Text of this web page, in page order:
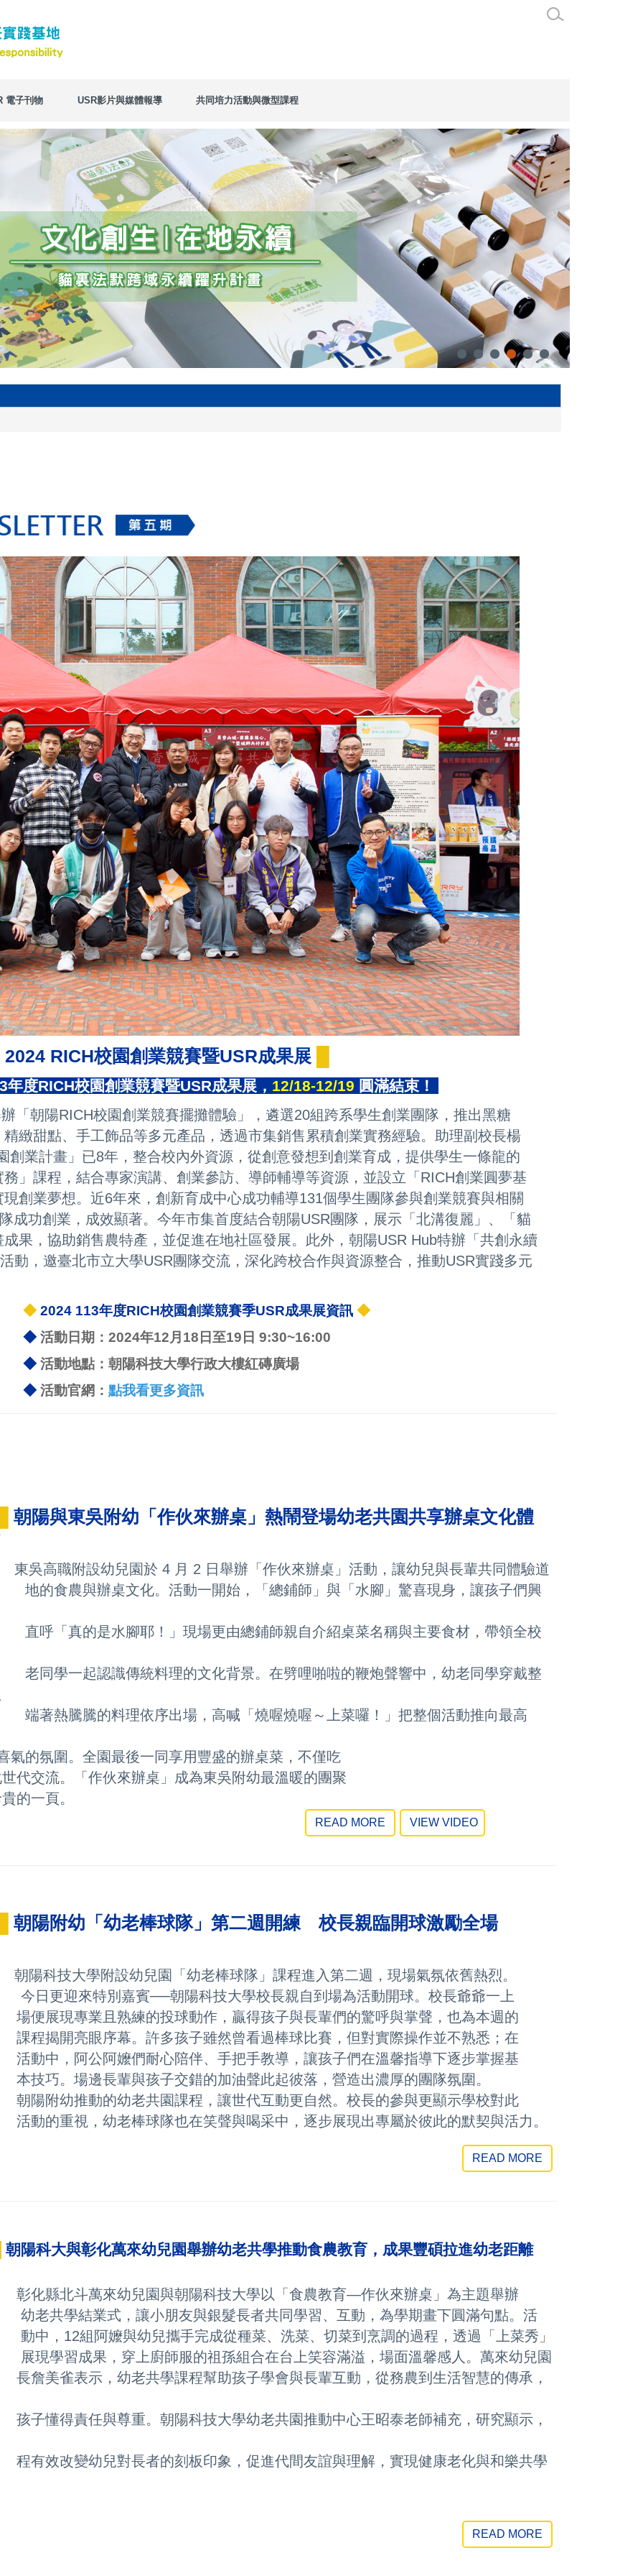
電子刊物 USR影片與媒體報導 共同培力活動與微型課程
2024 RICH校園創業競賽暨USR成果展
度RICH校園創業競賽暨USR成果展， 12/18-12/19 圓滿結束！
「朝陽RICH校園創業競賽擺攤體驗」，遴選20組跨系學生創業團隊，推出黑糖
點、手工飾品等多元產品，透過市集銷售累積創業實務經驗。助理副校長楊
計畫」已8年，整合校內外資源，從創意發想到創業育成，提供學生一條龍的
程，結合專家演講、創業參訪、導師輔導等資源，並設立「RICH創業圓夢基
夢想。近6年來，創新育成中心成功輔導131個學生團隊參與創業競賽與相關
功創業，成效顯著。 今年市集首度結合朝陽USR團隊，展示「北溝復麗」、「貓
，協助銷售農特產， 並促進在地社區發展。此外，朝陽USR Hub特辦「共創永續
，邀臺北市立大學USR團隊交流，深化跨校合作與資源整合，推動USR實踐多元
◆2024 113年度RICH校園創業競賽季USR成果展資訊 ◆
◆ 活動日期：2024年12月18日至19日 9:30~16:00
◆ 活動地點：朝陽科技大學行政大樓紅磚廣場
◆ 活動官網： 點我看更多資訊
朝陽與東吳附幼「作伙來辦桌」熱鬧登場幼老共園共享辦桌文化體
東吳高職附設幼兒園於 4 月 2 日舉辦「作伙來辦桌」活動，讓幼兒與長輩共同體驗道
食農與辦桌文化。活動一開始，「總鋪師」與「水腳」驚喜現身，讓孩子們興
「真的是水腳耶！」現場更由總鋪師親自介紹桌菜名稱與主要食材，帶領全校
學一起認識傳統料理的文化背景。 在劈哩啪啦的鞭炮聲響中，幼老同學穿戴整
熱騰騰的料理依序出場，高喊「燒喔燒喔～上菜囉！」把整個活動推向最高
的氛圍。 全園最後一同享用豐盛的辦桌菜，不僅吃
交流。「作伙來辦桌」成為東吳附幼最溫暖的團聚
一頁。
READ MORE VIEW VIDEO
朝陽附幼「幼老棒球隊」第二週開練 校長親臨開球激勵全場
朝陽科技大學附設幼兒園「幼老棒球隊」課程進入第二週，現場氣氛依舊熱烈。
更迎來特別嘉賓──朝陽科技大學校長親自到場為活動開球。校長爺爺一上
展現專業且熟練的投球動作，贏得孩子與長輩們的驚呼與掌聲，也為本週的
揭開亮眼序幕。 許多孩子雖然曾看過棒球比賽，但對實際操作並不熟悉；在
中，阿公阿嬤們耐心陪伴、手把手教導，讓孩子們在溫馨指導下逐步掌握基
巧。場邊長輩與孩子交錯的加油聲此起彼落，營造出濃厚的團隊氛圍。
附幼推動的幼老共園課程，讓世代互動更自然。校長的參與更顯示學校對此
的重視，幼老棒球隊也在笑聲與喝采中，逐步展現出專屬於彼此的默契與活力。
READ MORE
朝陽科大與彰化萬來幼兒園舉辦幼老共學推動食農教育，成果豐碩拉進幼老距離
彰化縣北斗萬來幼兒園與朝陽科技大學以「食農教育—作伙來辦桌」為主題舉辦
共學結業式，讓小朋友與銀髮長者共同學習、互動，為學期畫下圓滿句點。活
，12組阿嬤與幼兒攜手完成從種菜、洗菜、切菜到烹調的過程，透過「上菜秀」
學習成果，穿上廚師服的祖孫組合在台上笑容滿溢，場面溫馨感人。 萬來幼兒園
美雀表示，幼老共學課程幫助孩子學會與長輩互動，從務農到生活智慧的傳承，
懂得責任與尊重。朝陽科技大學幼老共園推動中心王昭泰老師補充，研究顯示，
效改變幼兒對長者的刻板印象，促進代間友誼與理解，實現健康老化與和樂共學
READ MORE